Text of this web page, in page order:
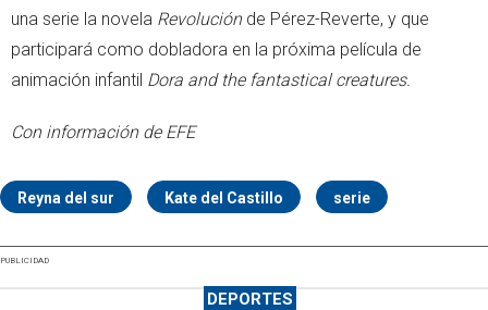
una serie la novela Revoluciónde Pérez-Reverte, y que
participará como dobladora en la próxima película de
animación infantil Dora and the fantastical creatures.
Con información de EFE
Reyna del sur Kate del Castillo serie
PUBLICIDAD
DEPORTES